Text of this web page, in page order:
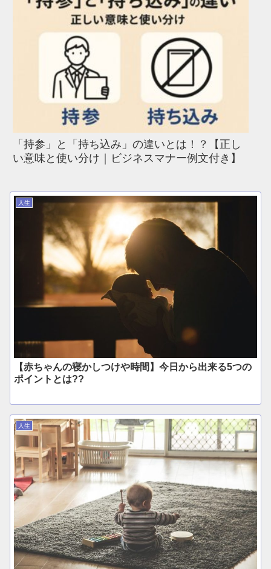
「持参」と「持ち込み」の違いとは！？【正し
い意味と使い分け｜ビジネスマナー例文付き】
人生
【赤ちゃんの寝かしつけや時間】今日から出来る5つの
ポイントとは??
人生